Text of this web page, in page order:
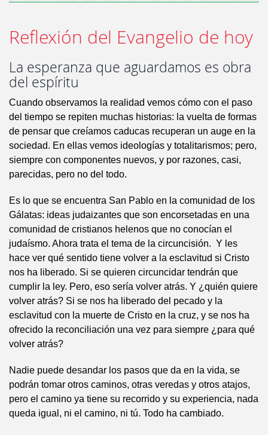
Reflexión del Evangelio de hoy
La esperanza que aguardamos es obra
del espíritu
Cuando observamos la realidad vemos cómo con el paso
del tiempo se repiten muchas historias: la vuelta de formas
de pensar que creíamos caducas recuperan un auge en la
sociedad. En ellas vemos ideologías y totalitarismos; pero,
siempre con componentes nuevos, y por razones, casi,
parecidas, pero no del todo.
Es lo que se encuentra San Pablo en la comunidad de los
Gálatas: ideas judaizantes que son encorsetadas en una
comunidad de cristianos helenos que no conocían el
judaísmo. Ahora trata el tema de la circuncisión. Y les
hace ver qué sentido tiene volver a la esclavitud si Cristo
nos ha liberado. Si se quieren circuncidar tendrán que
cumplir la ley. Pero, eso sería volver atrás. Y ¿quién quiere
volver atrás? Si se nos ha liberado del pecado y la
esclavitud con la muerte de Cristo en la cruz, y se nos ha
ofrecido la reconciliación una vez para siempre ¿para qué
volver atrás?
Nadie puede desandar los pasos que da en la vida, se
podrán tomar otros caminos, otras veredas y otros atajos,
pero el camino ya tiene su recorrido y su experiencia, nada
queda igual, ni el camino, ni tú. Todo ha cambiado.